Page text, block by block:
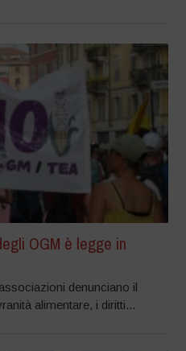
OGM è legge in
denunciano il
alimentare, i diritti...